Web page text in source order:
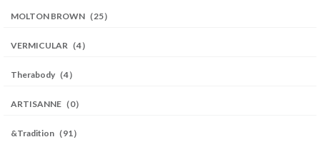
MOLTON BROWN（25）
VERMICULAR（4）
Therabody（4）
ARTISANNE（0）
&Tradition（91）